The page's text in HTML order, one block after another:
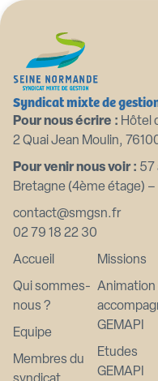
Syndicat mixte de
Pour nous écrire : Hôtel
2 Quai Jean Moulin,
Pour venir nous voir : 57
Bretagne (4ème étage) –
contact@smgsn.fr
02 79 18 22 30
Accueil
Qui sommes-
nous ?
Equipe
Membres du
Missions
Animation
GEMAPI
Etudes
GEMAPI